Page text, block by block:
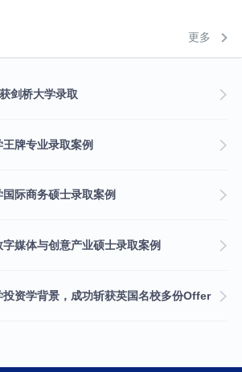
更多
剑桥大学录取
牌专业录取案例
际商务硕士录取案例
媒体与创意产业硕士录取案例
投资学背景，成功斩获英国名校多份Offer